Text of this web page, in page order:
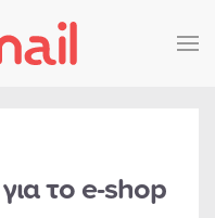
το e-shop